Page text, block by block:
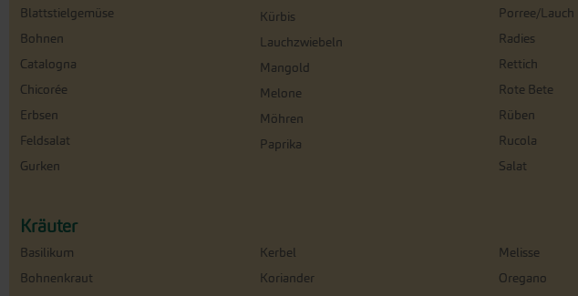
Blattstielgemüse
Bohnen
Catalogna
Chicorée
Erbsen
Feldsalat
Gurken
Kürbis
Lauchzwiebeln
Mangold
Melone
Möhren
Paprika
Porree/Lauch
Radies
Rettich
Rote Bete
Rüben
Rucola
Salat
Kräuter
Basilikum
Bohnenkraut
Kerbel
Koriander
Melisse
Oregano